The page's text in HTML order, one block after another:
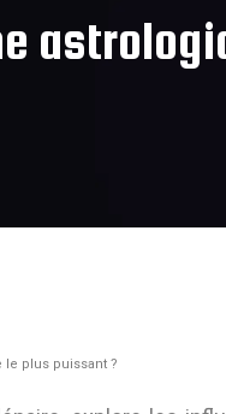
plus puissant ?